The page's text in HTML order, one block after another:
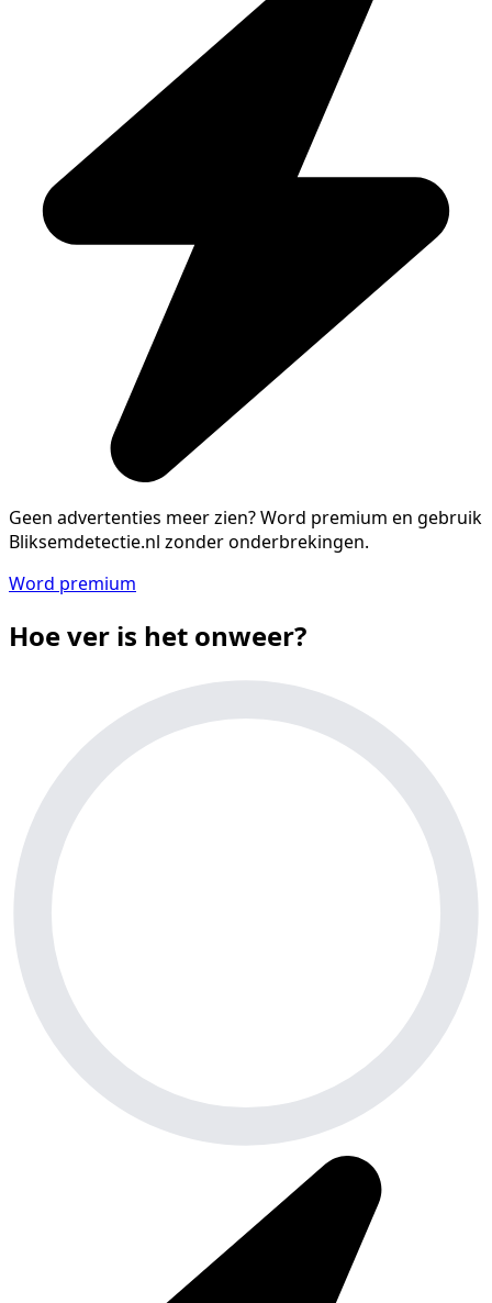
Geen advertenties meer zien?Word premium en gebruik
Bliksemdetectie.nl zonder onderbrekingen.
Word premium
Hoe ver is het onweer?